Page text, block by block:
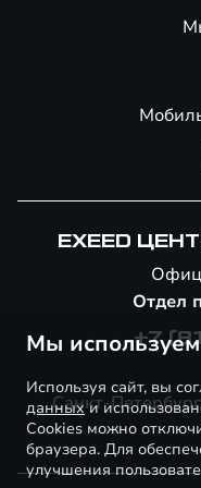
EXEED
Отдел
+7
Санкт-
Мы используем
Используя сайт, вы
данныхи
Cookies можно
браузера. Для
улучшения